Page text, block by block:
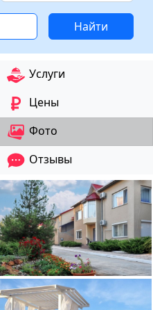
Найти
Услуги
Цены
Фото
Отзывы